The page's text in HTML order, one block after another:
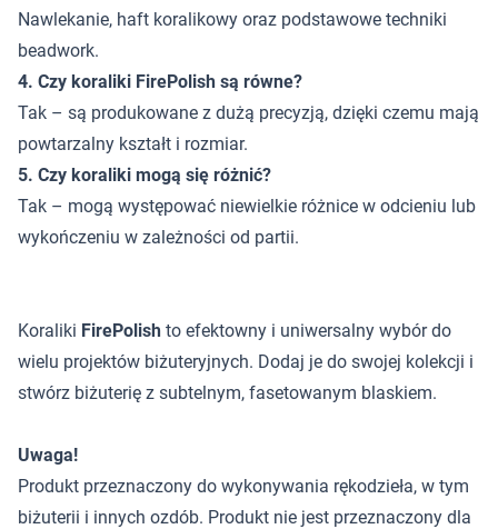
Nawlekanie, haft koralikowy oraz podstawowe techniki
beadwork.
4. Czy koraliki FirePolish są równe?
Tak – są produkowane z dużą precyzją, dzięki czemu mają
powtarzalny kształt i rozmiar.
5. Czy koraliki mogą się różnić?
Tak – mogą występować niewielkie różnice w odcieniu lub
wykończeniu w zależności od partii.
Koraliki FirePolish to efektowny i uniwersalny wybór do
wielu projektów biżuteryjnych. Dodaj je do swojej kolekcji i
stwórz biżuterię z subtelnym, fasetowanym blaskiem.
Uwaga!
Produkt przeznaczony do wykonywania rękodzieła, w tym
biżuterii i innych ozdób. Produkt nie jest przeznaczony dla